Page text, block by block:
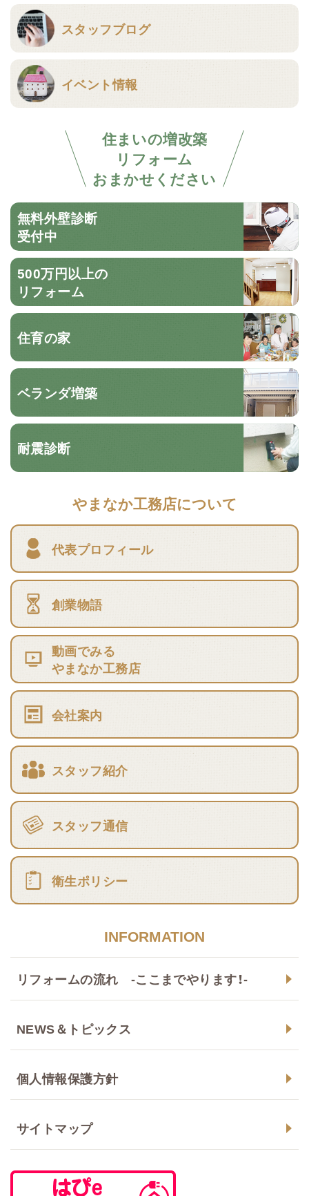
スタッフブログ
イベント情報
住まいの増改築
リフォーム
おまかせください
無料外壁診断
受付中
500万円以上の
リフォーム
住育の家
ベランダ増築
耐震診断
やまなか工務店について
代表プロフィール
創業物語
動画でみる
やまなか工務店
会社案内
スタッフ紹介
スタッフ通信
衛生ポリシー
INFORMATION
リフォームの流れ -ここまでやります！-
NEWS＆トピックス
個人情報保護方針
サイトマップ